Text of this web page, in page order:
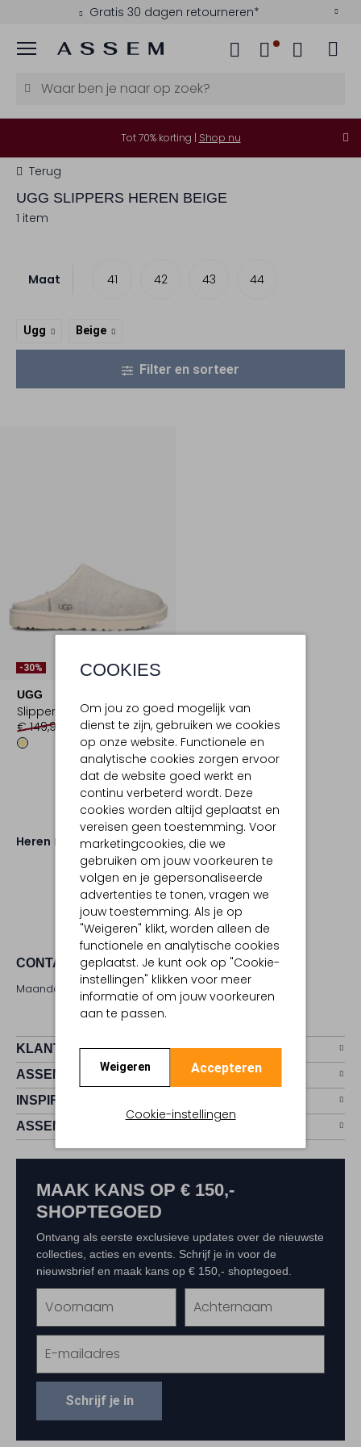
Gratis 30 dagen retourneren*
Menu
COOKIES
Om jou zo goed mogelijk van
dienst te zijn, gebruiken we cookies
op onze website. Functionele en
analytische cookies zorgen ervoor
dat de website goed werkt en
continu verbeterd wordt. Deze
cookies worden altijd geplaatst en
vereisen geen toestemming. Voor
marketingcookies, die we
gebruiken om jouw voorkeuren te
volgen en je gepersonaliseerde
advertenties te tonen, vragen we
jouw toestemming. Als je op
"Weigeren" klikt, worden alleen de
functionele en analytische cookies
geplaatst. Je kunt ook op "Cookie-
instellingen" klikken voor meer
informatie of om jouw voorkeuren
aan te passen.
Weigeren Accepteren
Cookie-instellingen
Tot 70% korting | Shop nu
Terug
UGG SLIPPERS HEREN BEIGE
1 item
Maat 41 42 43 44
Ugg Beige
Filter en sorteer
-30%
UGG
Slippers
€ 149,99
€ 104,99
Heren Schoenen Slippers
CONTACT
Maandag - zaterdag 09:00 - 17:00 uur
KLANTENSERVICE
ASSEMVIP
INSPIRATIE
ASSEM
MAAK KANS OP € 150,-
SHOPTEGOED
Ontvang als eerste exclusieve updates over de nieuwste
collecties, acties en events. Schrijf je in voor de
nieuwsbrief en maak kans op € 150,- shoptegoed.
Schrijf je in